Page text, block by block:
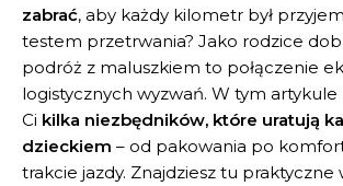
zabrać, aby każdy kilometr był
testem przetrwania? Jako rodzice
podróż z maluszkiem to połączenie
logistycznych wyzwań. W tym
Ci kilka niezbędników, które uratują
dzieckiem – od pakowania po
trakcie jazdy. Znajdziesz tu praktyczne